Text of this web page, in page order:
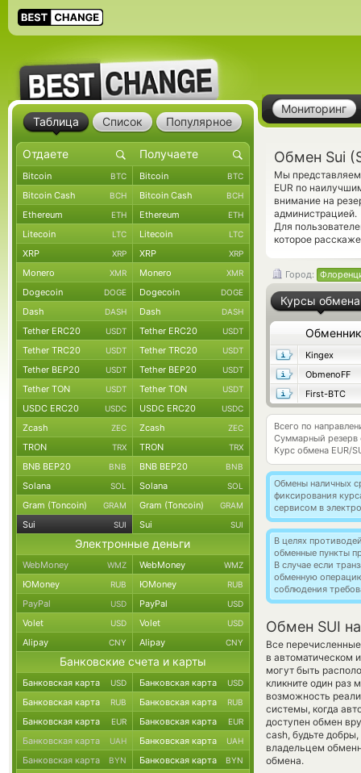
Мониторинг
Обмен Sui
Мы представляем
EUR по
внимание на
администрацией.
Для
которое
Город:
Курсы обмена
Обменник
Kingex
ObmenoFF
First-BTC
Всего по
Суммарный резерв
Курс обмена EUR/
Обмены наличных
фиксирования
сервисом в
В целях
обменные пункты
В случае если
обменную
соблюдения
Обмен SUI
Все
в автоматическом
могут быть
кликните один раз
возможность
системы, когда
доступен обмен
cash, будьте
владельцем
обмена.
Таблица Список Популярное
Bitcoin BTC Bitcoin BTC
Bitcoin Cash BCH Bitcoin Cash BCH
Ethereum ETH Ethereum ETH
Litecoin LTC Litecoin LTC
XRP XRP XRP XRP
Monero XMR Monero XMR
Dogecoin DOGE Dogecoin DOGE
Dash DASH Dash DASH
Tether ERC20 USDT Tether ERC20 USDT
Tether TRC20 USDT Tether TRC20 USDT
Tether BEP20 USDT Tether BEP20 USDT
Tether TON USDT Tether TON USDT
USDC ERC20 USDC USDC ERC20 USDC
Zcash ZEC Zcash ZEC
TRON TRX TRON TRX
BNB BEP20 BNB BNB BEP20 BNB
Solana SOL Solana SOL
Gram (Toncoin) GRAM Gram (Toncoin) GRAM
Sui SUI Sui SUI
Электронные деньги
WebMoney WMZ WebMoney WMZ
ЮMoney RUB ЮMoney RUB
PayPal USD PayPal USD
Volet USD Volet USD
Alipay CNY Alipay CNY
Банковские счета и карты
Банковская карта USD Банковская карта USD
Банковская карта RUB Банковская карта RUB
Банковская карта EUR Банковская карта EUR
Банковская карта UAH Банковская карта UAH
Банковская карта BYN Банковская карта BYN